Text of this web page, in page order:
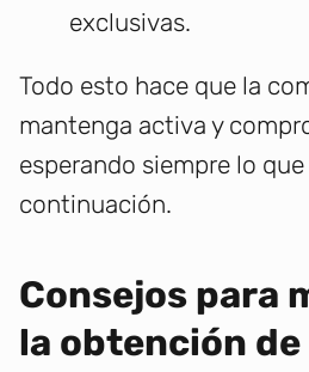
exclusivas.
Todo esto hace que la
mantenga activa y
esperando siempre lo
continuación.
Consejos para
la obtención